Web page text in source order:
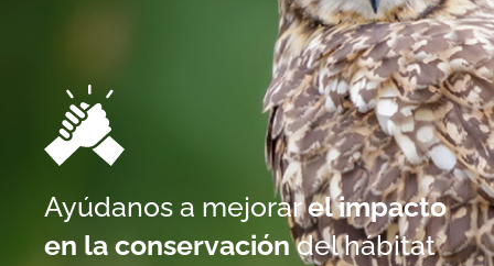
Ayúdanos a mejorarel impacto
en la conservacióndel hábitat